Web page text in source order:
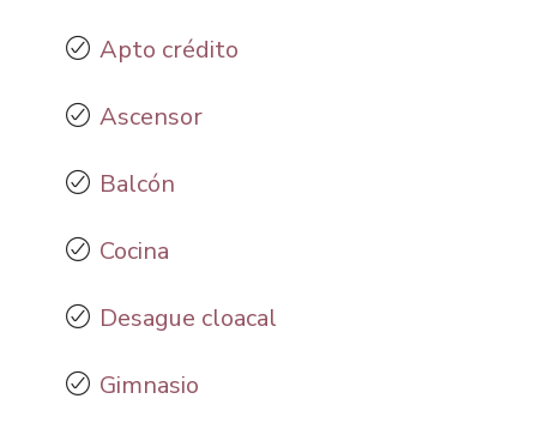
Apto crédito
Ascensor
Balcón
Cocina
Desague cloacal
Gimnasio